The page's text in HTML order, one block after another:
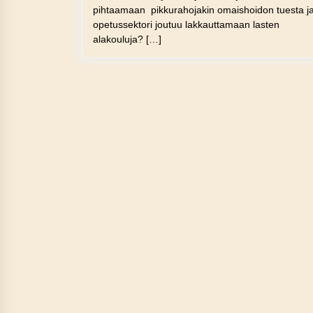
pihtaamaan pikkurahojakin omaishoidon tuesta
opetussektori joutuu lakkauttamaan lasten
alakouluja? […]